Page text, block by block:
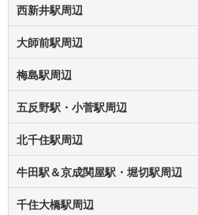
西新井駅周辺
大師前駅周辺
梅島駅周辺
五反野駅・小菅駅周辺
北千住駅周辺
牛田駅＆京成関屋駅・堀切駅周辺
千住大橋駅周辺